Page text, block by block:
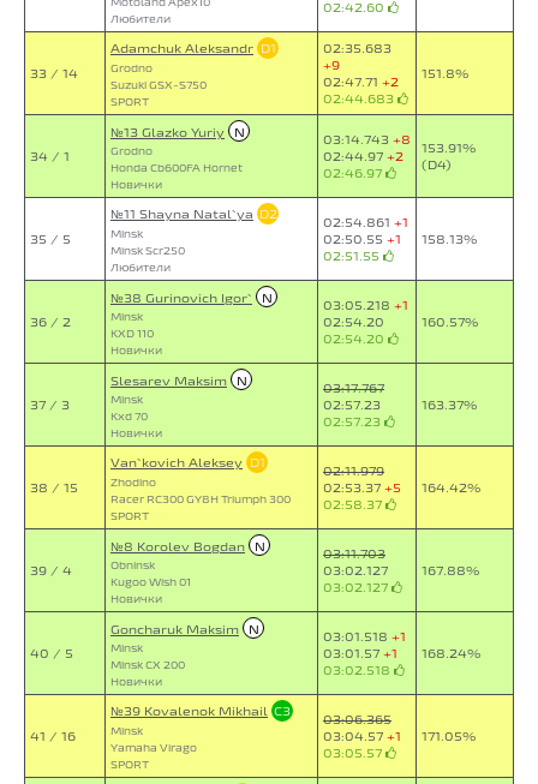
Любители
02:42.60
33 / 14
Adamchuk Aleksandr D1
Grodno
Suzuki GSX-S750
SPORT
02:35.683
+9
02:47.71 +2
02:44.683
151.8%
34 / 1
№13 Glazko Yuriy N
Grodno
Honda Cb600FA Hornet
Новички
03:14.743 +8
02:44.97 +2
02:46.97
153.91%
(D4)
35 / 5
№11 Shayna Natal`ya D2
Minsk
Minsk Scr250
Любители
02:54.861 +1
02:50.55 +1
02:51.55
158.13%
36 / 2
№38 Gurinovich Igor` N
Minsk
KXD 110
Новички
03:05.218 +1
02:54.20
02:54.20
160.57%
37 / 3
Slesarev Maksim N
Minsk
Kxd 70
Новички
03:17.767
02:57.23
02:57.23
163.37%
38 / 15
Van`kovich Aleksey D1
Zhodino
Racer RC300 GY8H Triumph 300
SPORT
02:11.979
02:53.37 +5
02:58.37
164.42%
39 / 4
№8 Korolev Bogdan N
Obninsk
Kugoo Wish 01
Новички
03:11.703
03:02.127
03:02.127
167.88%
40 / 5
Goncharuk Maksim N
Minsk
Minsk CX 200
Новички
03:01.518 +1
03:01.57 +1
03:02.518
168.24%
41 / 16
№39 Kovalenok Mikhail C3
Minsk
Yamaha Virago
SPORT
03:06.365
03:04.57 +1
03:05.57
171.05%